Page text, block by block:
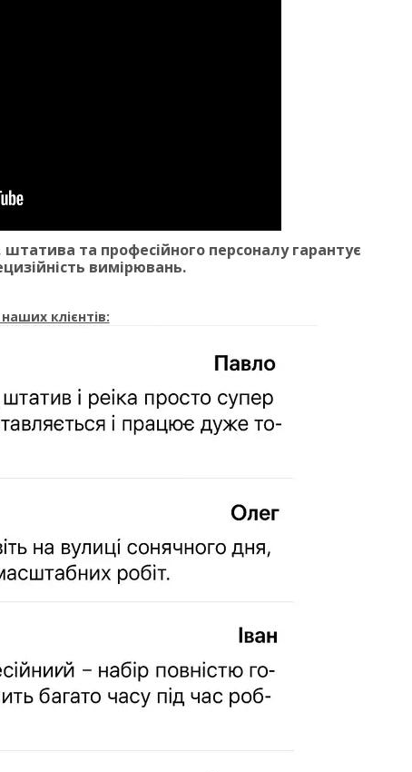
та професійного персоналу гарантує
вимірювань.
клієнтів: